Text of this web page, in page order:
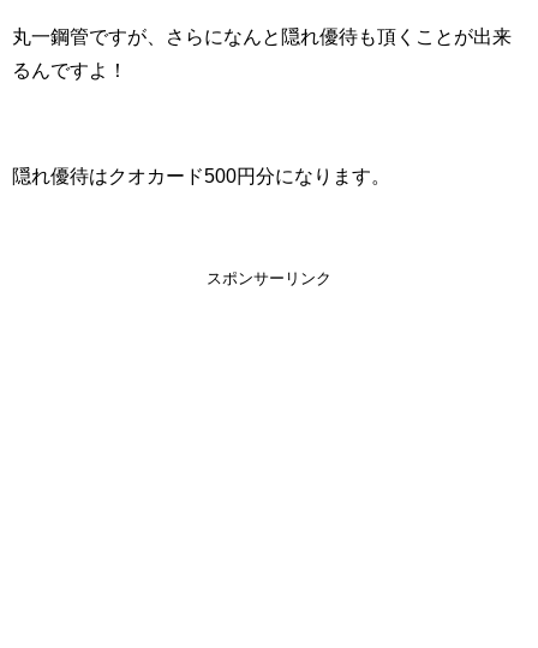
丸一鋼管ですが、さらになんと隠れ優待も頂くことが出来
るんですよ！
隠れ優待はクオカード500円分になります。
スポンサーリンク